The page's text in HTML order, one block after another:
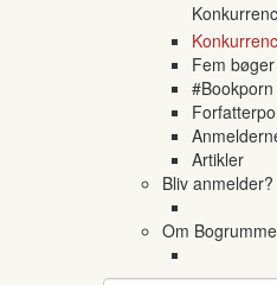
Fem
#Bookporn
Artikler
Bliv anmelder?
Om